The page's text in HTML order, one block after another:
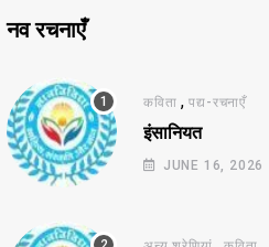
नव रचनाएँ
कविता ,पद्य-रचनाएँ
इंसानियत
JUNE 16, 2026